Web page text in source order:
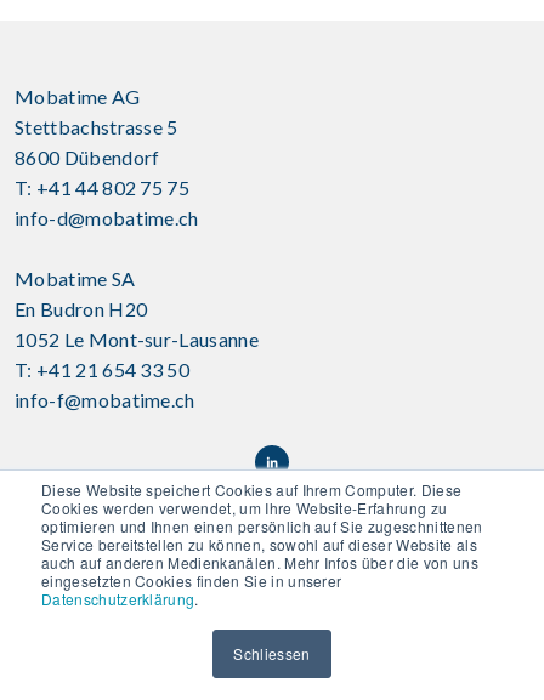
Diese Website speichert Cookies auf Ihrem Computer. Diese
Cookies werden verwendet, um Ihre Website-Erfahrung zu
optimieren und Ihnen einen persönlich auf Sie zugeschnittenen
Service bereitstellen zu können, sowohl auf dieser Website als
auch auf anderen Medienkanälen. Mehr Infos über die von uns
eingesetzten Cookies finden Sie in unserer
Datenschutzerklärung.
Schliessen
Mobatime AG
Stettbachstrasse 5
8600 Dübendorf
T: +41 44 802 75 75
info-d@mobatime.ch
Mobatime SA
En Budron H20
1052 Le Mont-sur-Lausanne
T: +41 21 654 33 50
info-f@mobatime.ch